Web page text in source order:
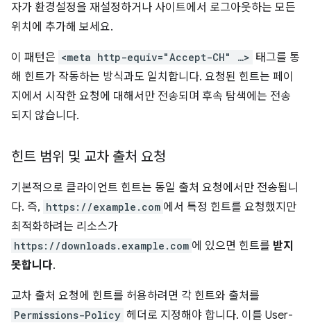
자가 환경설정을 재설정하거나 사이트에서 로그아웃하는 모든
위치에 추가해 보세요.
이 패턴은 <meta http-equiv="Accept-CH" …> 태그를 통
해 힌트가 작동하는 방식과도 일치합니다. 요청된 힌트는 페이
지에서 시작한 요청에 대해서만 전송되며 후속 탐색에는 전송
되지 않습니다.
힌트 범위 및 교차 출처 요청
기본적으로 클라이언트 힌트는 동일 출처 요청에서만 전송됩니
다. 즉, https://example.com 에서 특정 힌트를 요청했지만
최적화하려는 리소스가
https://downloads.example.com 에 있으면 힌트를 받지
못합니다.
교차 출처 요청에 힌트를 허용하려면 각 힌트와 출처를
Permissions-Policy 헤더로 지정해야 합니다. 이를 User-